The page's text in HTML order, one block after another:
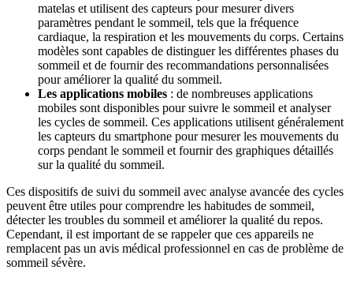
matelas et utilisent des capteurs pour mesurer divers
paramètres pendant le sommeil, tels que la fréquence
cardiaque, la respiration et les mouvements du corps. Certains
modèles sont capables de distinguer les différentes phases du
sommeil et de fournir des recommandations personnalisées
pour améliorer la qualité du sommeil.
Les applications mobiles : de nombreuses applications
mobiles sont disponibles pour suivre le sommeil et analyser
les cycles de sommeil. Ces applications utilisent généralement
les capteurs du smartphone pour mesurer les mouvements du
corps pendant le sommeil et fournir des graphiques détaillés
sur la qualité du sommeil.
Ces dispositifs de suivi du sommeil avec analyse avancée des cycles
peuvent être utiles pour comprendre les habitudes de sommeil,
détecter les troubles du sommeil et améliorer la qualité du repos.
Cependant, il est important de se rappeler que ces appareils ne
remplacent pas un avis médical professionnel en cas de problème de
sommeil sévère.